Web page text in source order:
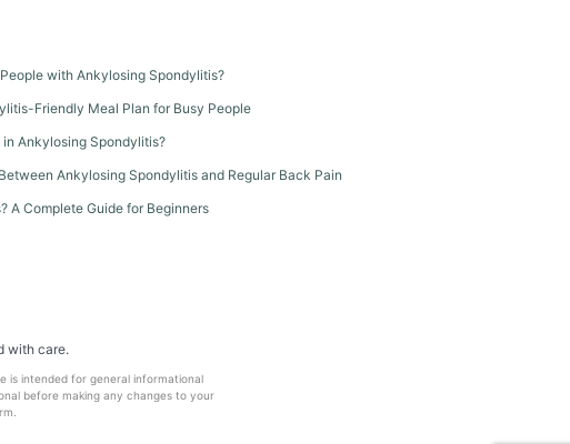
with Ankylosing Spondylitis?
Friendly Meal Plan for Busy People
Ankylosing Spondylitis?
Ankylosing Spondylitis and Regular Back Pain
A Complete Guide for Beginners
with care.
is intended for general informational
before making any changes to your